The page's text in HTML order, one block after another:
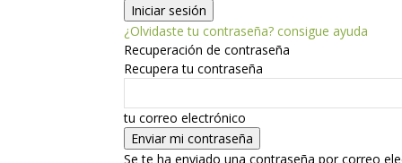
¿Olvidaste tu contraseña? consigue ayuda
Recuperación de contraseña
Recupera tu contraseña
tu correo electrónico
Se te ha enviado una contraseña por correo